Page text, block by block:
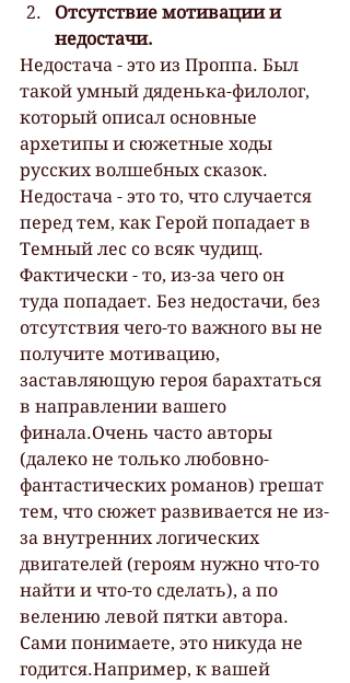
Отсутствие мотивации и
недостачи.
Недостача - это из Проппа. Был
такой умный дяденька-филолог,
который описал основные
архетипы и сюжетные ходы
русских волшебных сказок.
Недостача - это то, что случается
перед тем, как Герой попадает в
Темный лес со всяк чудищ.
Фактически - то, из-за чего он
туда попадает. Без недостачи, без
отсутствия чего-то важного вы не
получите мотивацию,
заставляющую героя барахтаться
в направлении вашего
финала.Очень часто авторы
(далеко не только любовно-
фантастических романов) грешат
тем, что сюжет развивается не из-
за внутренних логических
двигателей (героям нужно что-то
найти и что-то сделать), а по
велению левой пятки автора.
Сами понимаете, это никуда не
годится.Например, к вашей